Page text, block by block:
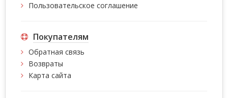
Пользовательское соглашение
Покупателям
Обратная связь
Возвраты
Карта сайта